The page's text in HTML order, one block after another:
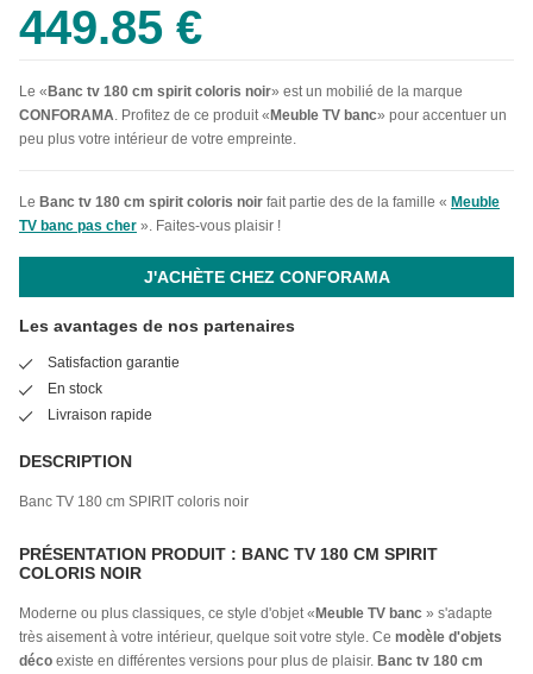
449.85 €
Le « Banc tv 180 cm spirit coloris noir» est un mobilié de la marque
CONFORAMA. Profitez de ce produit « Meuble TV banc» pour accentuer un
peu plus votre intérieur de votre empreinte.
Le Banc tv 180 cm spirit coloris noir fait partie des de la famille « Meuble
TV banc pas cher ». Faites-vous plaisir !
J'ACHÈTE CHEZ CONFORAMA
Les avantages de nos partenaires
Satisfaction garantie
En stock
Livraison rapide
DESCRIPTION
Banc TV 180 cm SPIRIT coloris noir
PRÉSENTATION PRODUIT : BANC TV 180 CM SPIRIT
COLORIS NOIR
Moderne ou plus classiques, ce style d'objet « Meuble TV banc » s'adapte
très aisement à votre intérieur, quelque soit votre style. Ce modèle d'objets
déco existe en différentes versions pour plus de plaisir. Banc tv 180 cm